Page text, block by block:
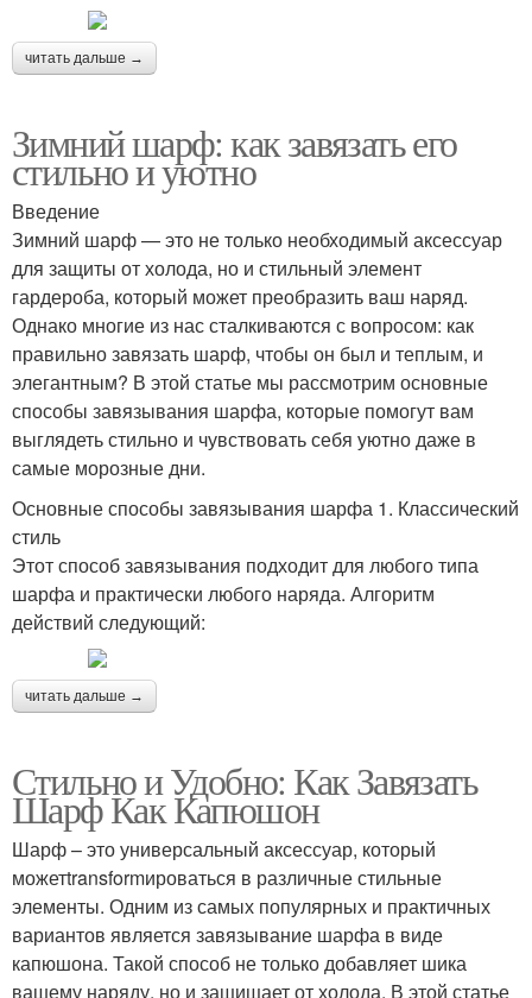
читать дальше →
Зимний шарф: как завязать его
стильно и уютно
Введение
Зимний шарф — это не только необходимый аксессуар
для защиты от холода, но и стильный элемент
гардероба, который может преобразить ваш наряд.
Однако многие из нас сталкиваются с вопросом: как
правильно завязать шарф, чтобы он был и теплым, и
элегантным? В этой статье мы рассмотрим основные
способы завязывания шарфа, которые помогут вам
выглядеть стильно и чувствовать себя уютно даже в
самые морозные дни.
Основные способы завязывания шарфа 1. Классический
стиль
Этот способ завязывания подходит для любого типа
шарфа и практически любого наряда. Алгоритм
действий следующий:
читать дальше →
Стильно и Удобно: Как Завязать
Шарф Как Капюшон
Шарф – это универсальный аксессуар, который
можетtransformироваться в различные стильные
элементы. Одним из самых популярных и практичных
вариантов является завязывание шарфа в виде
капюшона. Такой способ не только добавляет шика
вашему наряду, но и защищает от холода. В этой статье